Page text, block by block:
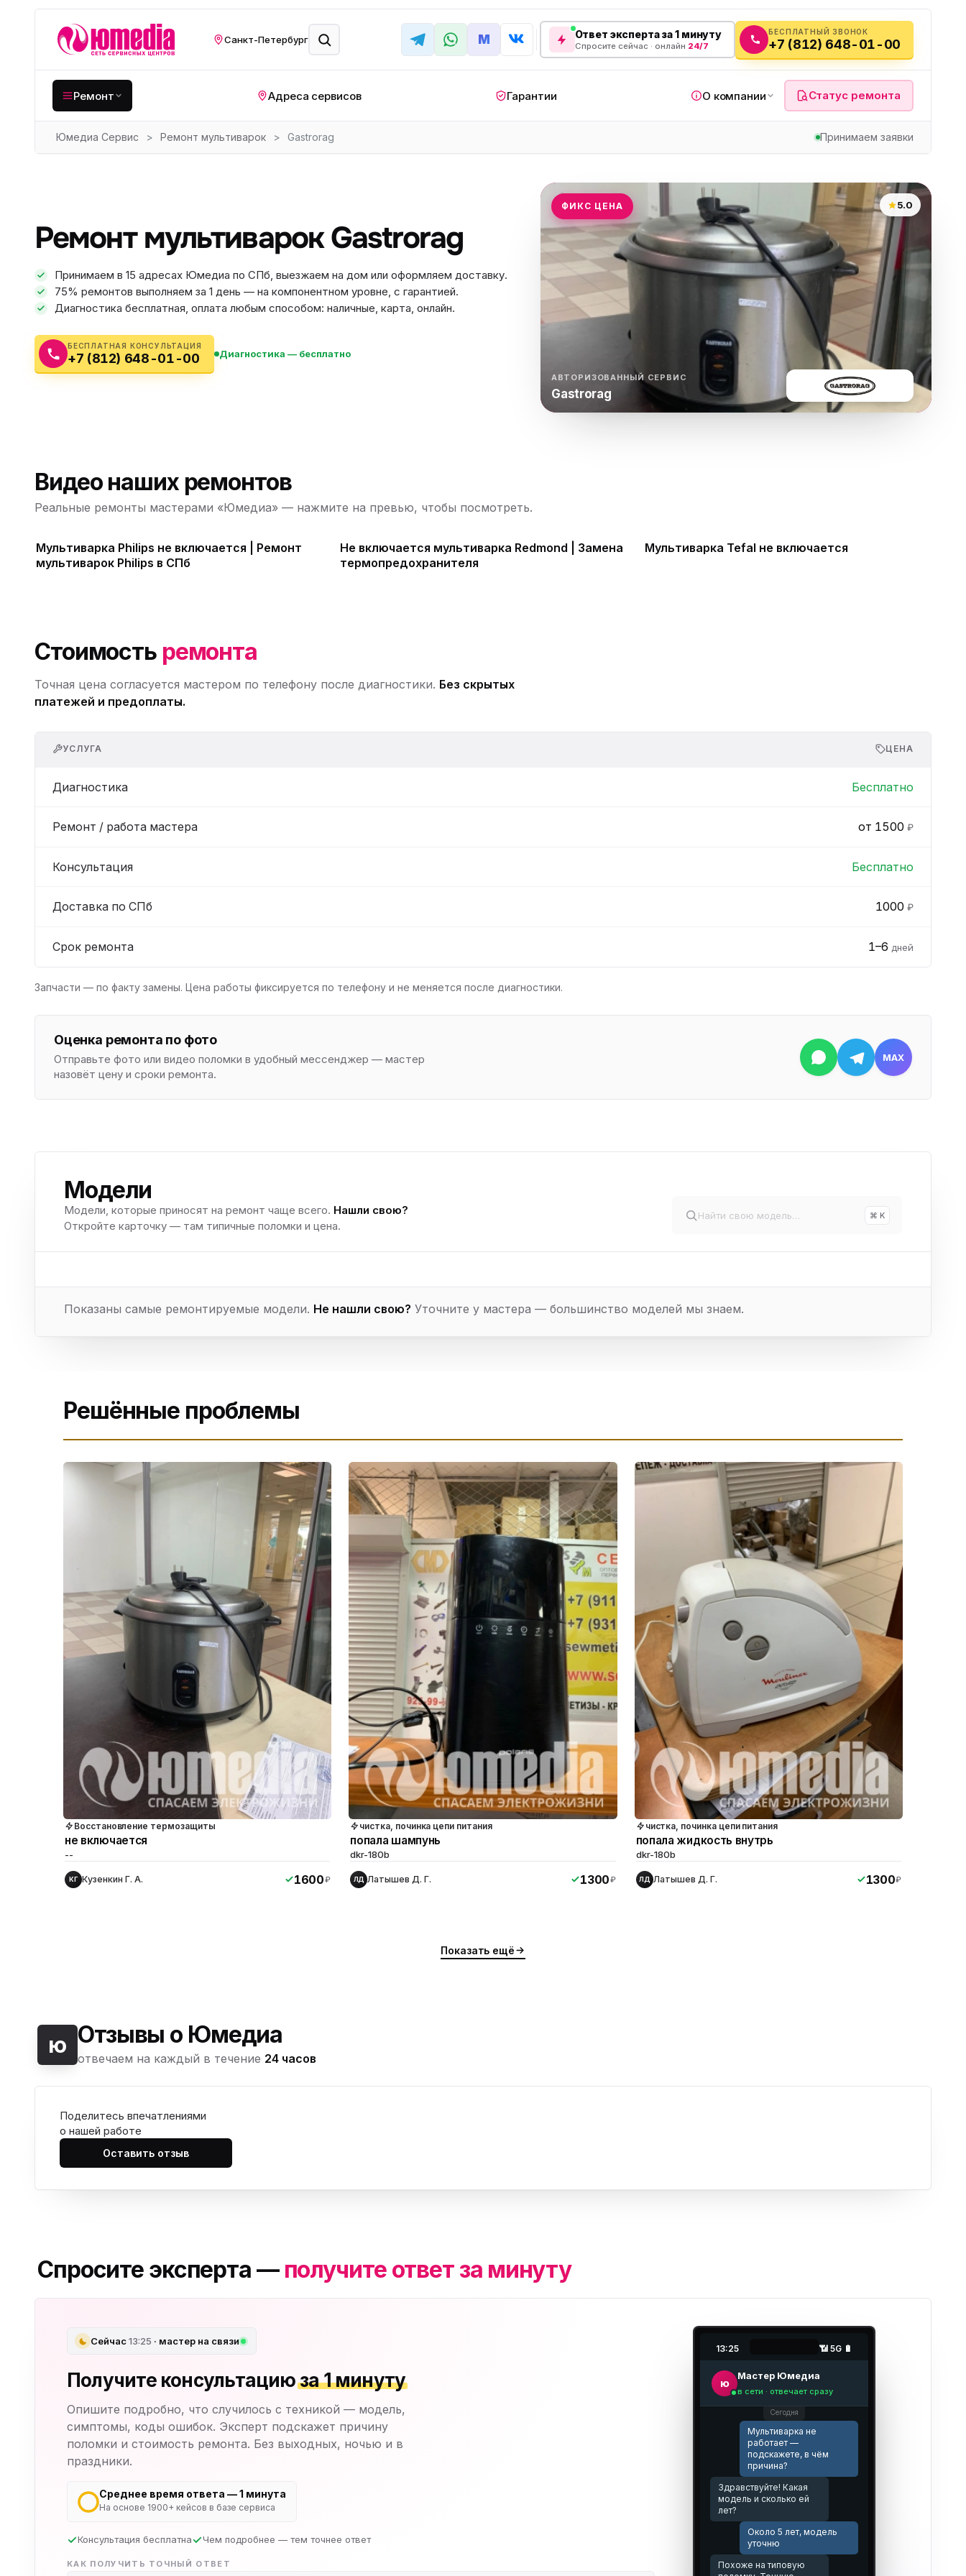
Санкт-Петербург M Ответ эксперта за 1 минуту
Спросите сейчас · онлайн 24/7
БЕСПЛАТНЫЙ ЗВОНОК
+7 (812) 648-01-00
Ремонт
Крупная бытовая
Видеотехника
Компьютерная техника
Фототехника
Садовая техника
Посудомоечная
машина
Газовая плита Варочная панель Беговая дорожка
Духовой шкаф
Холодильная
камера
Холодильный шкаф Встраиваемая свч
Осушитель воздуха
Отопительный
Кулер для воды
Адреса сервисов Гарантии О компании Статус ремонта
Юмедиа Сервис > Ремонт мультиварок > Gastrorag Принимаем заявки
Ремонт мультиварок Gastrorag
Принимаем в 15 адресах Юмедиа по СПб, выезжаем на дом или оформляем доставку.
75% ремонтов выполняем за 1 день — на компонентном уровне, с гарантией.
Диагностика бесплатная, оплата любым способом: наличные, карта, онлайн.
БЕСПЛАТНАЯ КОНСУЛЬТАЦИЯ
+7 (812) 648-01-00 Диагностика — бесплатно
ФИКС ЦЕНА 5.0
АВТОРИЗОВАННЫЙ СЕРВИС
Gastrorag
Видео наших ремонтов
Реальные ремонты мастерами «Юмедиа» — нажмите на превью, чтобы посмотреть.
Мультиварка Philips не включается | Ремонт
мультиварок Philips в СПб
Не включается мультиварка Redmond | Замена
термопредохранителя
Мультиварка Tefal не включается
Стоимость ремонта
Точная цена согласуется мастером по телефону после диагностики. Без скрытых
платежей и предоплаты.
УСЛУГА ЦЕНА
Диагностика Бесплатно
Ремонт / работа мастера от 1500 ₽
Консультация Бесплатно
Доставка по СПб 1000 ₽
Срок ремонта 1–6 дней
Запчасти — по факту замены. Цена работы фиксируется по телефону и не меняется после диагностики.
Оценка ремонта по фото
Отправьте фото или видео поломки в удобный мессенджер — мастер
назовёт цену и сроки ремонта.
MAX
Модели
Модели, которые приносят на ремонт чаще всего. Нашли свою?
Откройте карточку — там типичные поломки и цена.
⌘ K
Показаны самые ремонтируемые модели. Не нашли свою? Уточните у мастера — большинство моделей мы знаем.
Решённые проблемы
Восстановление термозащиты
не включается
--
КГ Кузенкин Г. А. 1600₽
чистка, починка цепи питания
попала шампунь
dkr-180b
ЛД Латышев Д. Г. 1300₽
чистка, починка цепи питания
попала жидкость внутрь
dkr-180b
ЛД Латышев Д. Г. 1300₽
Показать ещё
ю Отзывы о Юмедиа
отвечаем на каждый в течение 24 часов
Поделитесь впечатлениями
о нашей работе
Оставить отзыв
Спросите эксперта — получите ответ за минуту
Сейчас13:25 · мастер на связи
Получите консультациюза 1 минуту
Опишите подробно, что случилось с техникой — модель,
симптомы, коды ошибок. Эксперт подскажет причину
поломки и стоимость ремонта. Без выходных, ночью и в
праздники.
Среднее время ответа — 1 минута
На основе 1900+ кейсов в базе сервиса
Консультация бесплатна Чем подробнее — тем точнее ответ
КАК ПОЛУЧИТЬ ТОЧНЫЙ ОТВЕТ
13:25 📶 5G 🔋
ю
Мастер Юмедиа
в сети · отвечает сразу
Сегодня
Мультиварка не
работает —
подскажете, в чём
причина?
Здравствуйте! Какая
модель и сколько ей
лет?
Около 5 лет, модель
уточню
Похоже на типовую